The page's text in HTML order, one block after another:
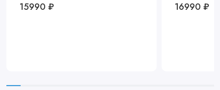
15990 ₽ 16990 ₽